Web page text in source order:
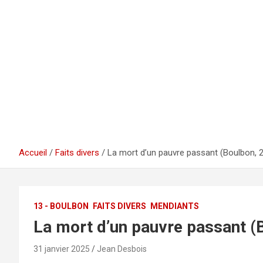
Accueil Faits divers La mort d’un pauvre passant (Boulbon,
13 - BOULBON FAITS DIVERS MENDIANTS
La mort d’un pauvre passant
31 janvier 2025 Jean Desbois